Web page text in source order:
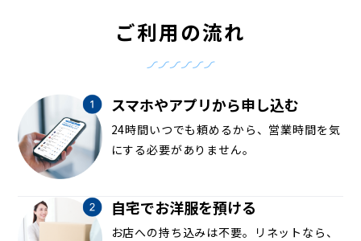
ご利用の流れ
スマホやアプリから申し込む
24時間いつでも頼めるから、営業時間を気
にする必要がありません。
自宅でお洋服を預ける
お店への持ち込みは不要。リネットなら、